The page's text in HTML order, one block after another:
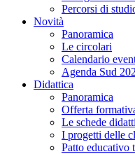
Percorsi di
Novità
Panoramica
Le circolari
Calendario
Agenda Sud
Didattica
Panoramica
Offerta
Le schede
I progetti delle
Patto educativo